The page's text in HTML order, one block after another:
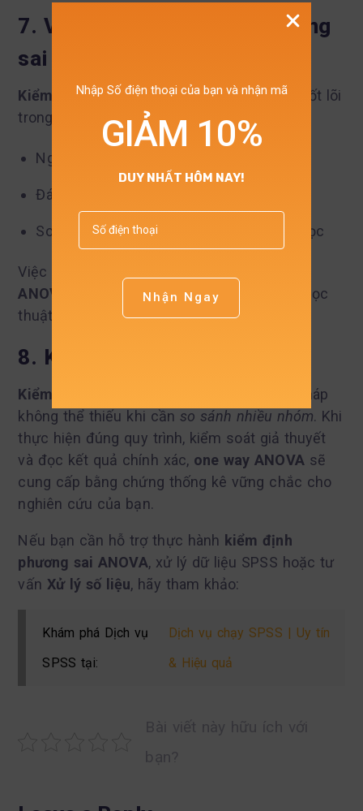
7. Vai trò của kiểm định phương
sai ANOVA trong nghiên cứu
Kiểm định phương sai ANOVAlà công cụ cốt lõi
trong:
Nghiên cứu hành vi khách hàng
Đánh giá hiệu quả chính sách
So sánh nhóm trong nghiên cứu xã hội học
Việc sử dụng đúng
ANOVA
giúp nâng cao độ tin cậy và giá trị học
thuật của nghiên cứu.
8. Kết luận
Kiểm định phương sai ANOVA
là phương pháp
không thể thiếu khi cần so sánh nhiều nhóm. Khi
thực hiện đúng quy trình, kiểm soát giả thuyết
và đọc kết quả chính xác, one way ANOVAsẽ
cung cấp bằng chứng thống kê vững chắc cho
nghiên cứu của bạn.
Nếu bạn cần hỗ trợ thực hành kiểm định
phương sai ANOVA, xử lý dữ liệu SPSS hoặc tư
vấn Xử lý số liệu, hãy tham khảo:
Khám phá Dịch vụ
SPSS tại:
Dịch vụ chạy SPSS | Uy tín
& Hiệu quả
Nhập Số điện thoại của bạn và nhận mã
GIẢM 10%
DUY NHẤT HÔM NAY!
Nhận Ngay